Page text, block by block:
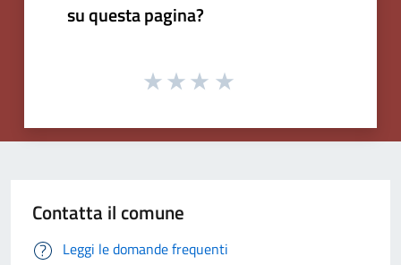
su questa pagina?
Contatta il comune
Leggi le domande frequenti